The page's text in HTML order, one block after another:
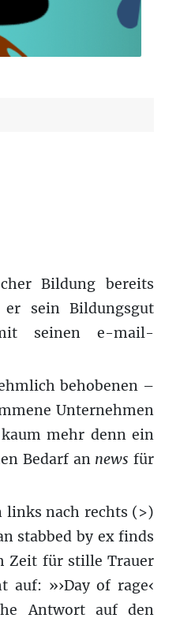
Bildung bereits
sein Bildungsgut
seinen e-mail-
behobenen –
Unternehmen
mehr denn ein
Bedarf an news für
links nach rechts (>)
stabbed by ex finds
Zeit für stille Trauer
auf: »›Day of rage‹
Antwort auf den